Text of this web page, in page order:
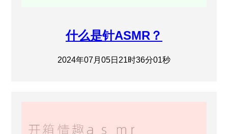
什么是针ASMR？
2024年07月05日21时36分01秒